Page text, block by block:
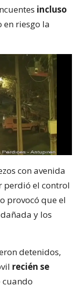
incluso
en riesgo la
con avenida
perdió el control
provocó que el
y los
detenidos,
recién se
cuando